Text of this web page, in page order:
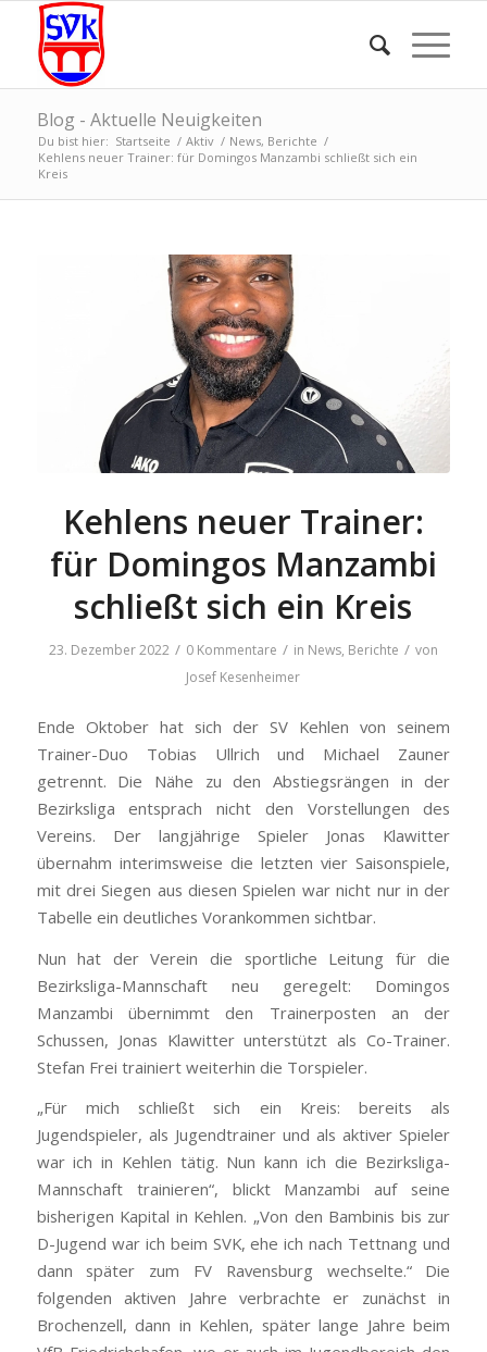
Blog - Aktuelle Neuigkeiten
Du bist hier: Startseite / Aktiv / News, Berichte /
Kehlens neuer Trainer: für Domingos Manzambi schließt sich ein
Kreis
Kehlens neuer Trainer:
für Domingos Manzambi
schließt sich ein Kreis
23. Dezember 2022 / 0 Kommentare / in News, Berichte / von
Josef Kesenheimer
Ende Oktober hat sich der SV Kehlen von seinem
Trainer-Duo Tobias Ullrich und Michael Zauner
getrennt. Die Nähe zu den Abstiegsrängen in der
Bezirksliga entsprach nicht den Vorstellungen des
Vereins. Der langjährige Spieler Jonas Klawitter
übernahm interimsweise die letzten vier Saisonspiele,
mit drei Siegen aus diesen Spielen war nicht nur in der
Tabelle ein deutliches Vorankommen sichtbar.
Nun hat der Verein die sportliche Leitung für die
Bezirksliga-Mannschaft neu geregelt: Domingos
Manzambi übernimmt den Trainerposten an der
Schussen, Jonas Klawitter unterstützt als Co-Trainer.
Stefan Frei trainiert weiterhin die Torspieler.
„Für mich schließt sich ein Kreis: bereits als
Jugendspieler, als Jugendtrainer und als aktiver Spieler
war ich in Kehlen tätig. Nun kann ich die Bezirksliga-
Mannschaft trainieren“, blickt Manzambi auf seine
bisherigen Kapital in Kehlen. „Von den Bambinis bis zur
D-Jugend war ich beim SVK, ehe ich nach Tettnang und
dann später zum FV Ravensburg wechselte.“ Die
folgenden aktiven Jahre verbrachte er zunächst in
Brochenzell, dann in Kehlen, später lange Jahre beim